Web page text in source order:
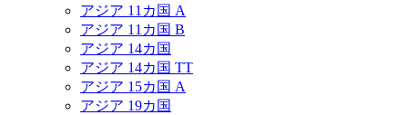
アジア 11カ国 A
アジア 11カ国 B
アジア 14カ国
アジア 14カ国 TT
アジア 15カ国 A
アジア 19カ国